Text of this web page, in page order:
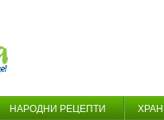
НАРОДНИ РЕЦЕПТИ